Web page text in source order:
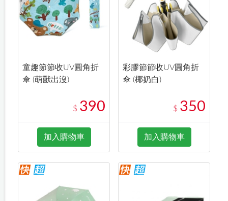
童趣節節收UV圓角折
傘 (萌獸出沒)
$ 390
加入購物車
彩膠節節收UV圓角折
傘 (椰奶白)
$ 350
加入購物車